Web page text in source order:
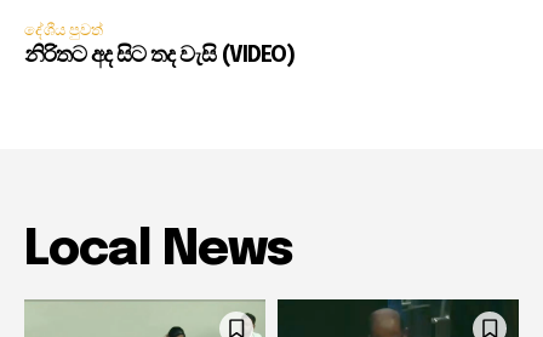
දේශීය පුවත්
නිරිතට අද සිට තද වැසි (VIDEO)
Local News